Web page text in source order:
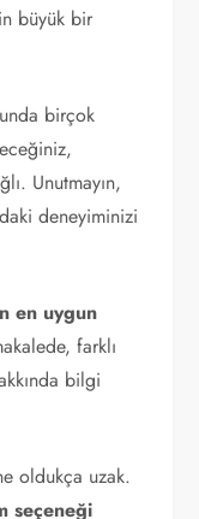
büyük bir
birçok
Unutmayın,
deneyiminizi
en uygun
farklı
bilgi
oldukça uzak.
seçeneği